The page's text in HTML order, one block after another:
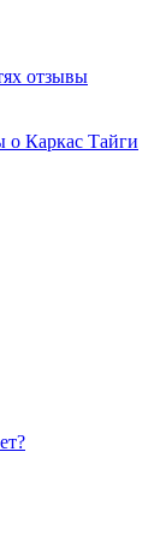
отзывы
о Каркас Тайги